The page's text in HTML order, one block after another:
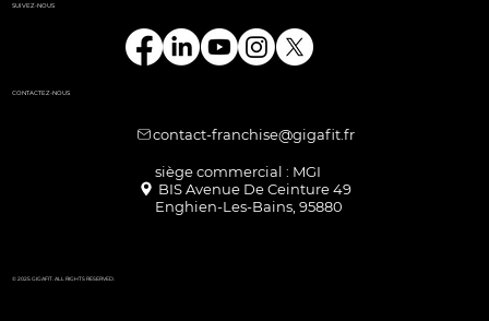
CONTACTEZ-NOUS
contact-franchise@gigafit.fr
Enghien-Les-Bains, 95880
SUIVEZ-NOUS
© 2025 GIGAFIT. ALL RIGHTS RESERVED.